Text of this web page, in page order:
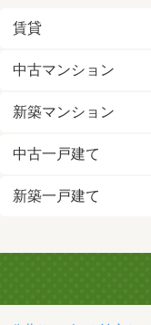
賃貸
中古マンション
新築マンション
中古一戸建て
新築一戸建て